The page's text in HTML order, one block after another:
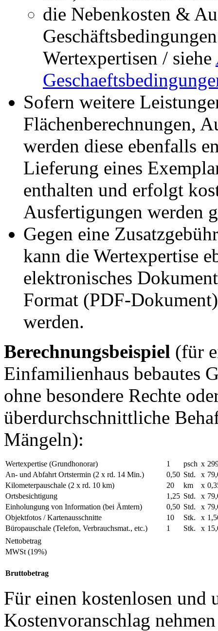
die Nebenkosten &
Wertexpertisen / siehe
Sofern weitere
Flächenberechnungen,
werden diese ebenfalls
Lieferung eines
enthalten und erfolgt
Ausfertigungen werden
Gegen eine
kann die Wertexpertise
elektronisches
Format (PDF-
werden.
Berechnungsbeispiel (für
Einfamilienhaus bebautes
ohne besondere Rechte
überdurchschnittliche
Mängeln):
Wertexpertise (Grundhonorar) 1 psch x
An- und Abfahrt Ortstermin (2 x rd. 14 Min.)
0,50 Std. x
Kilometerpauschale (2 x rd. 10 km)
20 km x
Ortsbesichtigung
1,25 Std. x
Einholungung von Information (bei Ämtern)
0,50 Std. x
Objektfotos / Kartenausschnitte
10 Stk. x
Büropauschale (Telefon, Verbrauchsmat., etc.)
1 Stk. x
Nettobetrag
MWSt (19%)
Bruttobetrag
Für einen kostenlosen und
Kostenvoranschlag